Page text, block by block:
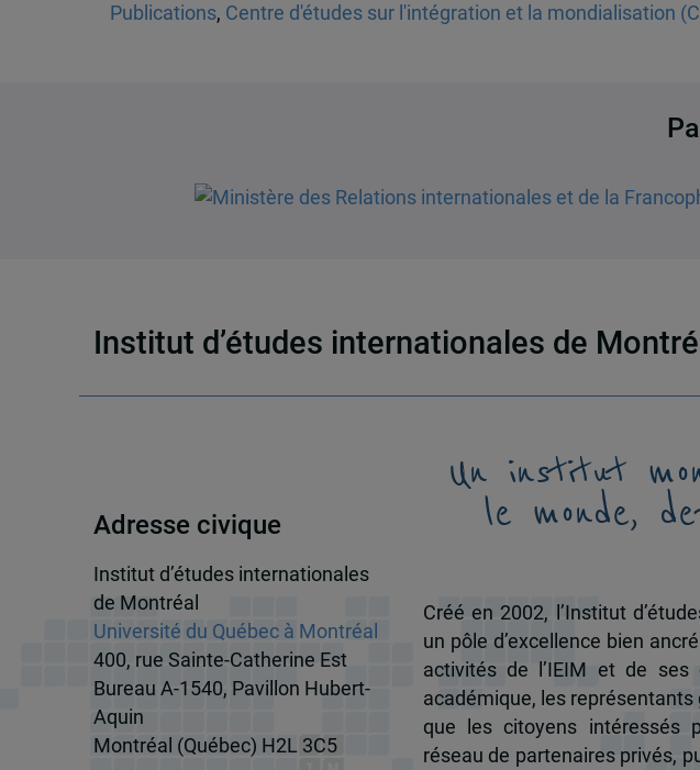
Publications, Centre d'études sur l'intégration et la mondialisation
Institut d’études internationales de
Adresse civique
Institut d’études internationales
de Montréal
Université du Québec à Montréal
400, rue Sainte-Catherine Est
Bureau A-1540, Pavillon Hubert-
Aquin
Montréal (Québec) H2L 3C5
Un institut
le monde,
Créé en 2002, l’Institut
un pôle d’excellence bien
activités de l’IEIM et de
académique, les
que les citoyens intéressés
réseau de partenaires privés,